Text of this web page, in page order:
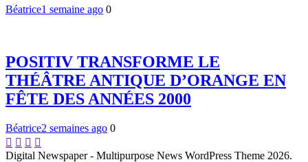
Béatrice1 semaine ago 0
POSITIV TRANSFORME LE
THÉÂTRE ANTIQUE D’ORANGE EN
FÊTE DES ANNÉES 2000
Béatrice2 semaines ago 0
Digital Newspaper - Multipurpose News WordPress Theme 2026.